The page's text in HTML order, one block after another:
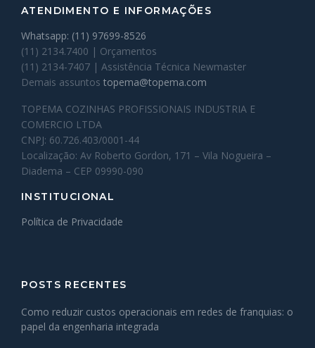
ATENDIMENTO E INFORMAÇÕES
Whatsapp: (11) 97699-8526
(11) 2134.7400 | Orçamentos
(11) 2134-7407 | Assistência Técnica Newmaster
Demais assuntos topema@topema.com
TOPEMA COZINHAS PROFISSIONAIS INDUSTRIA E
COMERCIO LTDA
CNPJ: 60.726.403/0001-44
Localização: Av Roberto Gordon, 171 – Vila Nogueira –
Diadema – CEP 09990-090
INSTITUCIONAL
Política de Privacidade
POSTS RECENTES
Como reduzir custos operacionais em redes de franquias: o
papel da engenharia integrada